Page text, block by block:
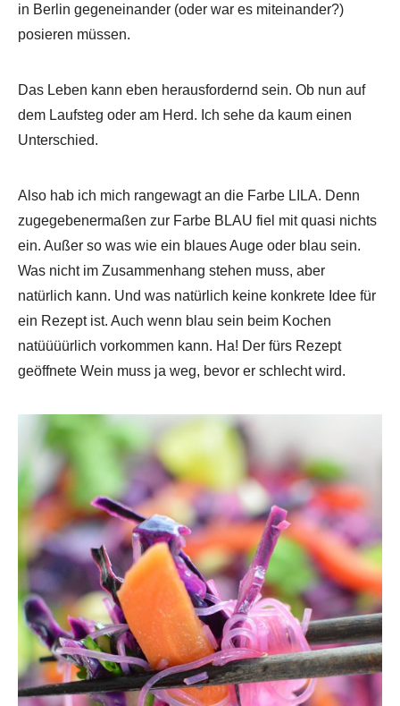
in Berlin gegeneinander (oder war es miteinander?)
posieren müssen.
Das Leben kann eben herausfordernd sein. Ob nun auf
dem Laufsteg oder am Herd. Ich sehe da kaum einen
Unterschied.
Also hab ich mich rangewagt an die Farbe LILA. Denn
zugegebenermaßen zur Farbe BLAU fiel mit quasi nichts
ein. Außer so was wie ein blaues Auge oder blau sein.
Was nicht im Zusammenhang stehen muss, aber
natürlich kann. Und was natürlich keine konkrete Idee für
ein Rezept ist. Auch wenn blau sein beim Kochen
natüüüürlich vorkommen kann. Ha! Der fürs Rezept
geöffnete Wein muss ja weg, bevor er schlecht wird.